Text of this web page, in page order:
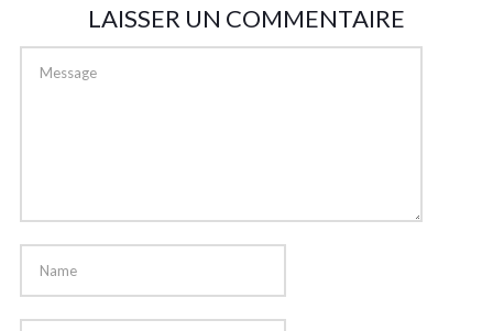
LAISSER UN COMMENTAIRE